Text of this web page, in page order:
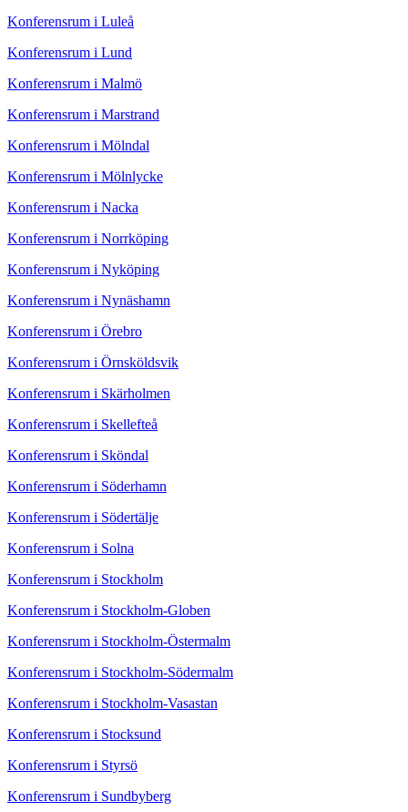
Konferensrum i Luleå
Konferensrum i Lund
Konferensrum i Malmö
Konferensrum i Marstrand
Konferensrum i Mölndal
Konferensrum i Mölnlycke
Konferensrum i Nacka
Konferensrum i Norrköping
Konferensrum i Nyköping
Konferensrum i Nynäshamn
Konferensrum i Örebro
Konferensrum i Örnsköldsvik
Konferensrum i Skärholmen
Konferensrum i Skellefteå
Konferensrum i Sköndal
Konferensrum i Söderhamn
Konferensrum i Södertälje
Konferensrum i Solna
Konferensrum i Stockholm
Konferensrum i Stockholm-Globen
Konferensrum i Stockholm-Östermalm
Konferensrum i Stockholm-Södermalm
Konferensrum i Stockholm-Vasastan
Konferensrum i Stocksund
Konferensrum i Styrsö
Konferensrum i Sundbyberg